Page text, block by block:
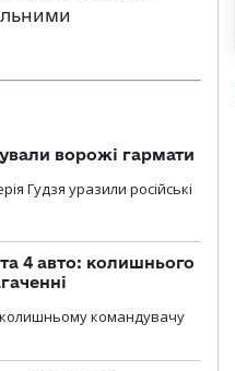
ворожі гармати
Гудзя уразили російські
4 авто: колишнього
командувачу